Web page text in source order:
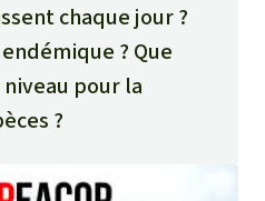
chaque jour ?
? Que
pour la
?